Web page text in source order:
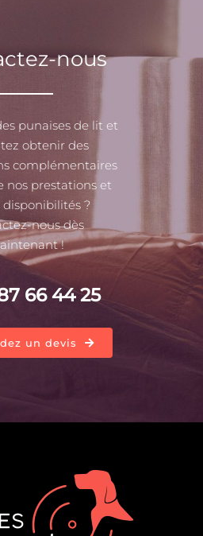
nous
punaises de lit et
obtenir des
complémentaires
nos prestations et
disponibilités ?
nous dès
!
66 44 25
un devis